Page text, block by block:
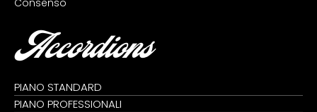
Accordions
PIANO STANDARD
PIANO PROFESSIONALI